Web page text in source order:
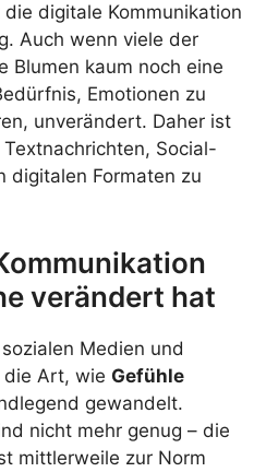
digitale Kommunikation
Auch wenn viele der
Blumen kaum noch eine
Emotionen zu
unverändert. Daher ist
Social-
digitalen Formaten zu
verändert hat
Medien und
die Art, wie Gefühle
gewandelt.
nicht mehr genug – die
mittlerweile zur Norm